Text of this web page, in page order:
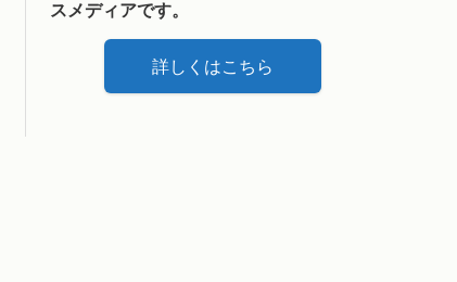
スメディアです。
詳しくはこちら